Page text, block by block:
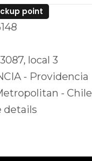
point
local 3
- Providencia
- Chile
details